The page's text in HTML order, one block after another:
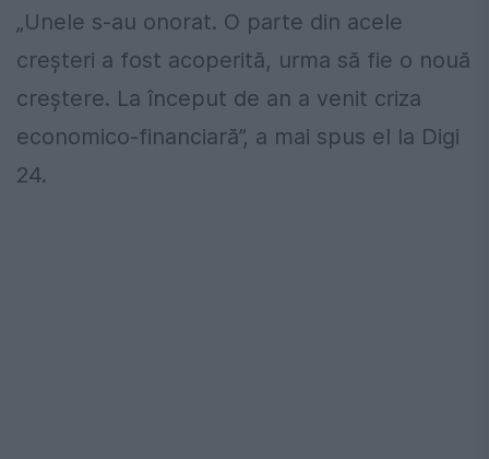
„Unele s-au onorat. O parte din acele
creșteri a fost acoperită, urma să fie o nouă
creștere. La început de an a venit criza
economico-financiară”, a mai spus el la Digi
24.